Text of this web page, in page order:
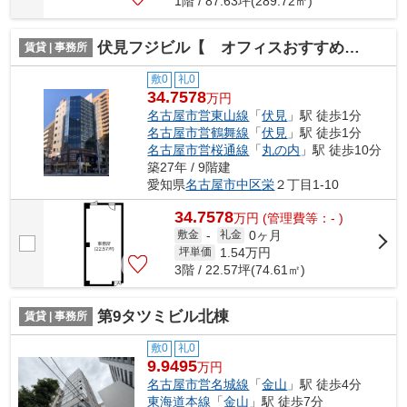
賃貸 | 事務所 伏見フジビル【 オフィスおすすめ 】
敷0 礼0
34.7578万円
名古屋市営東山線 「伏見 」駅 徒歩1分
名古屋市営鶴舞線 「伏見 」駅 徒歩1分
名古屋市営桜通線 「丸の内 」駅 徒歩10分
築27年 / 9階建
愛知県名古屋市中区栄２丁目1-10
34.7578万円 (管理費等：- )
敷金 - 礼金 0ヶ月
坪単価 1.54万円
3階 / 22.57坪(74.61㎡)
賃貸 | 事務所 第9タツミビル北棟
敷0 礼0
9.9495万円
名古屋市営名城線 「金山 」駅 徒歩4分
東海道本線 「金山 」駅 徒歩7分